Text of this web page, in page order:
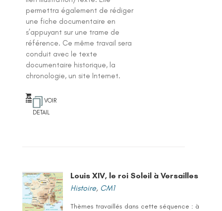
permettra également de rédiger
une fiche documentaire en
s’appuyant sur une trame de
référence. Ce même travail sera
conduit avec le texte
documentaire historique, la
chronologie, un site Internet.
VOIR
DETAIL
Louis XIV, le roi Soleil à Versailles
Histoire, CM1
Thèmes travaillés dans cette séquence : à